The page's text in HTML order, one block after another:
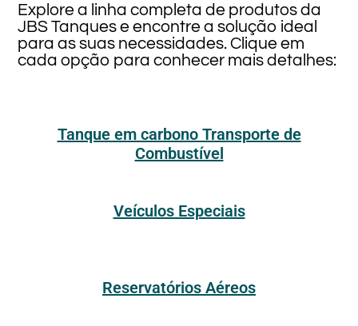
Explore a linha completa de produtos da
JBS Tanques e encontre a solução ideal
para as suas necessidades. Clique em
cada opção para conhecer mais detalhes:
Tanque em carbono Transporte de
Combustível
Veículos Especiais
Reservatórios Aéreos